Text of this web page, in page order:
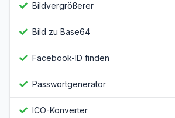
Bildvergrößerer
Bild zu Base64
Facebook-ID finden
Passwortgenerator
ICO-Konverter